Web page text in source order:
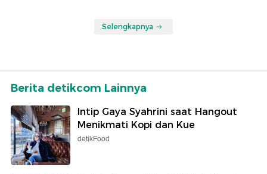
Selengkapnya
Berita detikcom Lainnya
Intip Gaya Syahrini saat Hangout
Menikmati Kopi dan Kue
detikFood